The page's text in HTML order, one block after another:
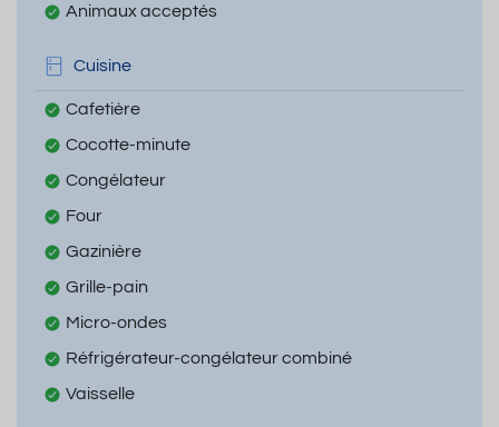
Animaux acceptés
Cuisine
Cafetière
Cocotte-minute
Congélateur
Four
Gazinière
Grille-pain
Micro-ondes
Réfrigérateur-congélateur combiné
Vaisselle